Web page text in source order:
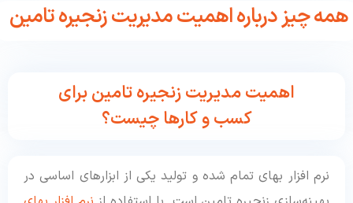
همه چیز درباره اهمیت مدیریت زنجیره تامین
اهمیت مدیریت زنجیره تامین برای
کسب و کارها چیست؟
نرم افزار بهای تمام شده و تولید یکی از ابزارهای اساسی در